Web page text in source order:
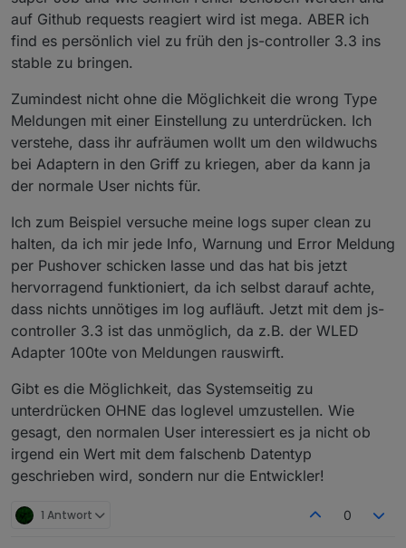
auf Github requests reagiert wird ist mega. ABER ich
find es persönlich viel zu früh den js-controller 3.3 ins
stable zu bringen.
Zumindest nicht ohne die Möglichkeit die wrong Type
Meldungen mit einer Einstellung zu unterdrücken. Ich
verstehe, dass ihr aufräumen wollt um den wildwuchs
bei Adaptern in den Griff zu kriegen, aber da kann ja
der normale User nichts für.
Ich zum Beispiel versuche meine logs super clean zu
halten, da ich mir jede Info, Warnung und Error Meldung
per Pushover schicken lasse und das hat bis jetzt
hervorragend funktioniert, da ich selbst darauf achte,
dass nichts unnötiges im log aufläuft. Jetzt mit dem js-
controller 3.3 ist das unmöglich, da z.B. der WLED
Adapter 100te von Meldungen rauswirft.
Gibt es die Möglichkeit, das Systemseitig zu
unterdrücken OHNE das loglevel umzustellen. Wie
gesagt, den normalen User interessiert es ja nicht ob
irgend ein Wert mit dem falschenb Datentyp
geschrieben wird, sondern nur die Entwickler!
1 Antwort 0